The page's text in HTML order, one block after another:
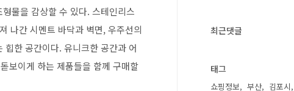
물을 감상할 수 있다. 스테인리스
나간 시멘트 바닥과 벽면, 우주선의
한 공간이다. 유니크한 공간과 어
보이게 하는 제품들을 함께 구매할
최근댓글
태그
쇼핑정보 부산 김포시